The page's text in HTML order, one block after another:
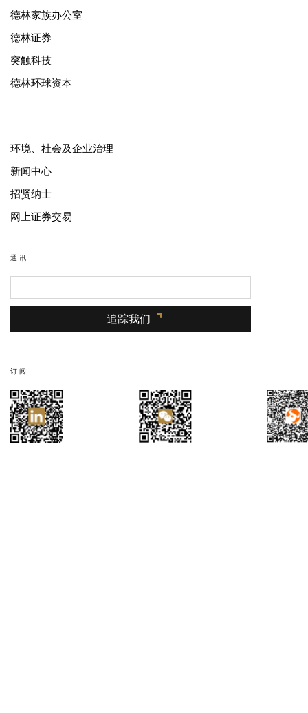
德林家族办公室
德林证券
突触科技
德林环球资本
环境、社会及企业治理
新闻中心
招贤纳士
网上证券交易
通讯
追踪我们
订阅